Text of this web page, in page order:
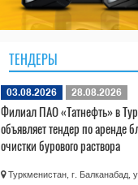
ТЕНДЕРЫ
03.08.2026 28.08.2026
Филиал ПАО «Татнефть» в
объявляет тендер по аренде
очистки бурового раствора
Туркменистан, г. Балканабад,